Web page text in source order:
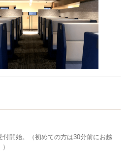
付開始。（初めての方は30分前にお越